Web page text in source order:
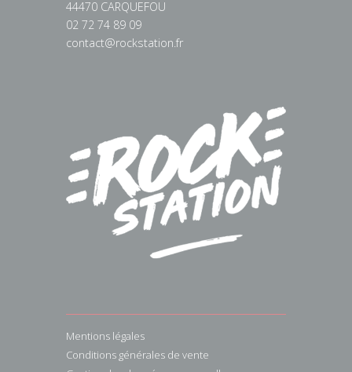
44470 CARQUEFOU
02 72 74 89 09
contact@rockstation.fr
Mentions légales
Conditions générales de vente